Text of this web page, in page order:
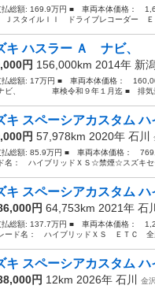
総額: 169.9万円 ■ 車両本体価格：
スタイルＩＩ ドライブレコーダー
キ ハスラー Ａ ナビ
円 156,000km 2014年 新
総額: 17万円 ■ 車両本体価格：
ビ、 車検令和９年１月迄 ■ 排気
キ スペーシアカスタム
円 57,978km 2020年 石川
総額: 85.9万円 ■ 車両本体価格：
名： ハイブリッドＸＳ☆禁煙☆スズキ
キ スペーシアカスタム
円 64,753km 2021年 石
総額: 137.7万円 ■ 車両本体価格：
ード名： ハイブリッドＸＳ ＥＴＣ 全
キ スペーシアカスタム
円 12km 2026年 石川 金